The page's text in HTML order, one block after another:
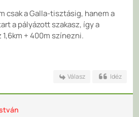
csak a Galla-tisztásig, hanem a
a pályázott szakasz, így a
+ 400m színezni.
Válasz Idéz